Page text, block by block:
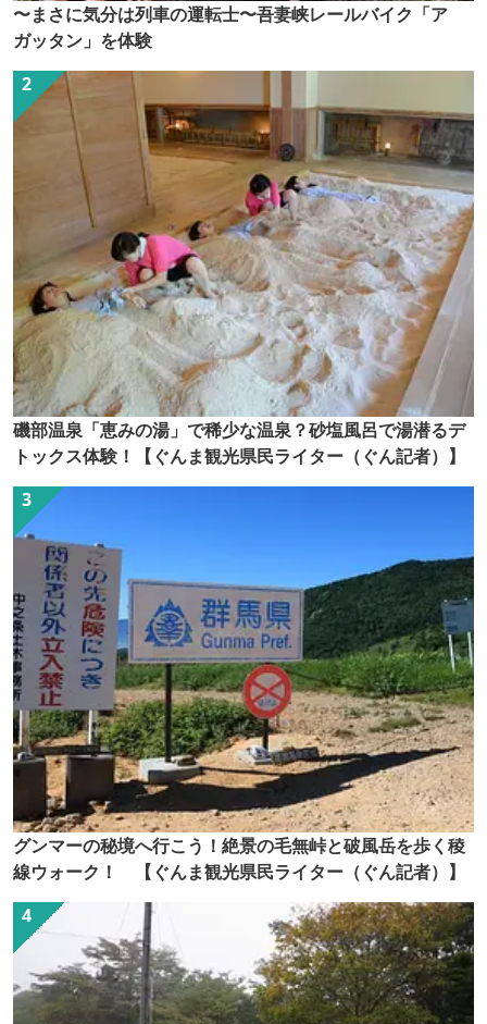
〜まさに気分は列車の運転士〜吾妻峡レールバイク「ア
ガッタン」を体験
磯部温泉「恵みの湯」で稀少な温泉？砂塩風呂で湯潜るデ
トックス体験！【ぐんま観光県民ライター（ぐん記者）】
グンマーの秘境へ行こう！絶景の毛無峠と破風岳を歩く稜
線ウォーク！ 【ぐんま観光県民ライター（ぐん記者）】